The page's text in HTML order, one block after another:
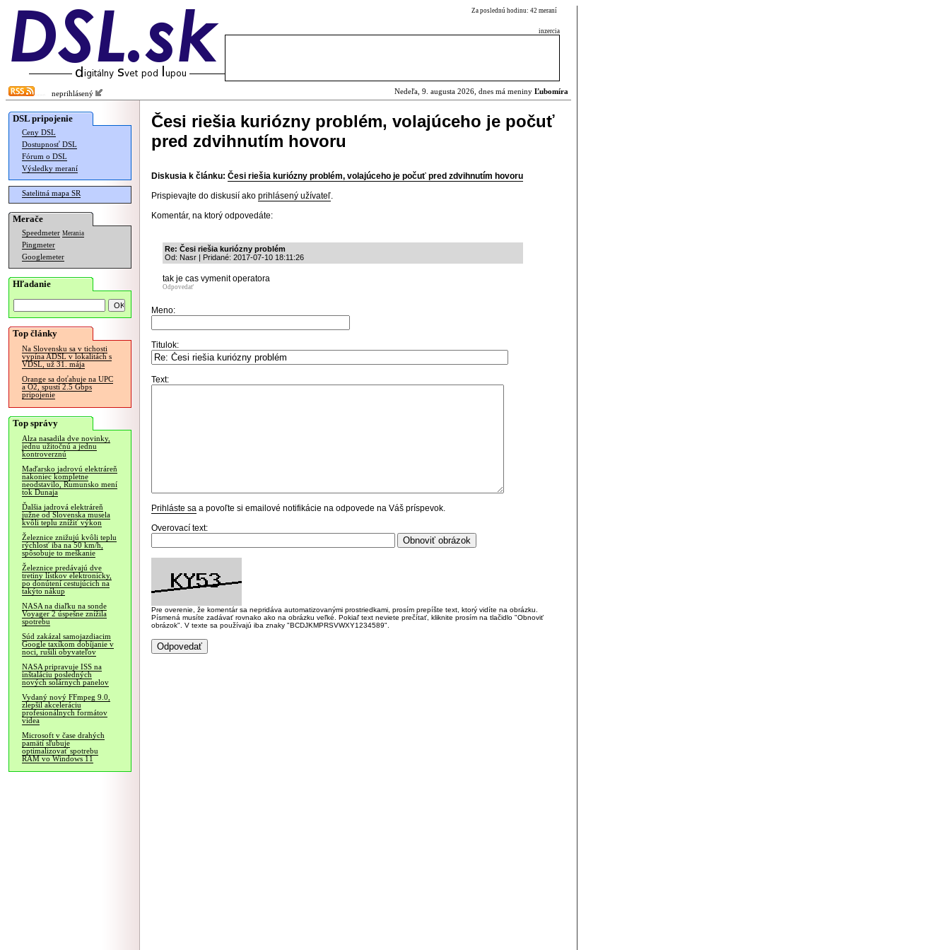
Za poslednú hodinu: 42 meraní
inzercia
neprihlásený Nedeľa, 9. augusta 2026, dnes má meniny Ľubomíra
DSL pripojenie
Ceny DSL
Dostupnosť DSL
Fórum o DSL
Výsledky meraní
Satelitná mapa SR
Merače
Speedmeter Merania
Pingmeter
Googlemeter
Hľadanie
Top články
Na Slovensku sa v tichosti
vypína ADSL v lokalitách s
VDSL, už 31. mája
Orange sa doťahuje na UPC
a O2, spustí 2.5 Gbps
pripojenie
Top správy
Alza nasadila dve novinky,
jednu užitočnú a jednu
kontroverznú
Maďarsko jadrovú elektráreň
nakoniec kompletne
neodstavilo, Rumunsko mení
tok Dunaja
Ďalšia jadrová elektráreň
južne od Slovenska musela
kvôli teplu znížiť výkon
Železnice znižujú kvôli teplu
rýchlosť iba na 50 km/h,
spôsobuje to meškanie
Železnice predávajú dve
tretiny lístkov elektronicky,
po donútení cestujúcich na
takýto nákup
NASA na diaľku na sonde
Voyager 2 úspešne znížila
spotrebu
Súd zakázal samojazdiacim
Google taxíkom dobíjanie v
noci, rušili obyvateľov
NASA pripravuje ISS na
inštaláciu posledných
nových solárnych panelov
Vydaný nový FFmpeg 9.0,
zlepšil akceleráciu
profesionálnych formátov
videa
Microsoft v čase drahých
pamätí sľubuje
optimalizovať spotrebu
RAM vo Windows 11
Česi riešia kuriózny problém, volajúceho je počuť
pred zdvihnutím hovoru
Diskusia k článku: Česi riešia kuriózny problém, volajúceho je počuť pred zdvihnutím hovoru
Prispievajte do diskusií ako prihlásený užívateľ.
Komentár, na ktorý odpovedáte:
Re: Česi riešia kuriózny problém
Od: Nasr | Pridané: 2017-07-10 18:11:26
tak je cas vymenit operatora
Odpovedať
Meno:
Titulok:
Text:
Prihláste sa a povoľte si emailové notifikácie na odpovede na Váš príspevok.
Overovací text:
Pre overenie, že komentár sa nepridáva automatizovanými prostriedkami, prosím prepíšte text, ktorý vidíte na obrázku.
Písmená musíte zadávať rovnako ako na obrázku veľké. Pokiaľ text neviete prečítať, kliknite prosím na tlačidlo "Obnoviť
obrázok". V texte sa používajú iba znaky "BCDJKMPRSVWXY1234589".